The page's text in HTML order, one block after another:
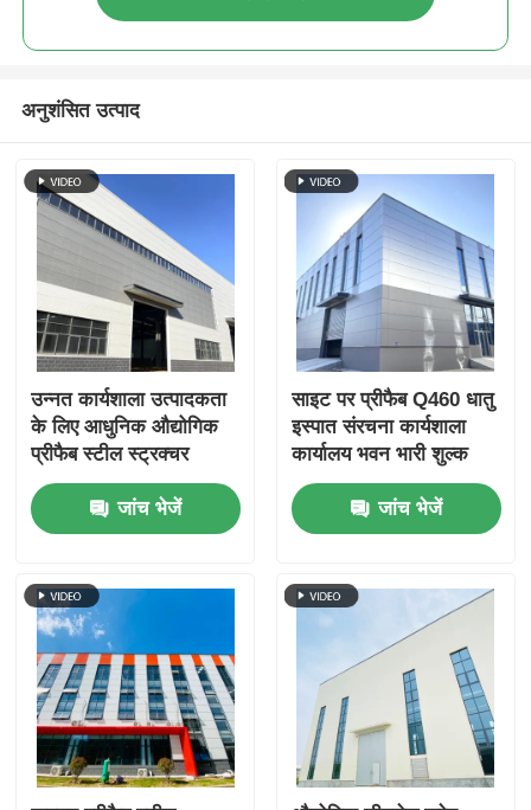
अनुशंसित उत्पाद
उन्नत कार्यशाला उत्पादकता
के लिए आधुनिक औद्योगिक
प्रीफैब स्टील स्ट्रक्चर
बिल्डिंग।
जांच भेजें
साइट पर प्रीफैब Q460 धातु
इस्पात संरचना कार्यशाला
कार्यालय भवन भारी शुल्क
जांच भेजें